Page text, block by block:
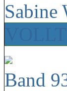
Sabine
Band